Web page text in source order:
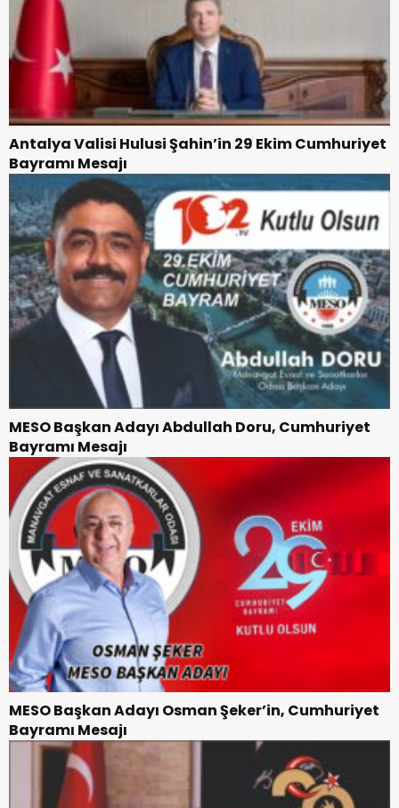
Antalya Valisi Hulusi Şahin’in 29 Ekim Cumhuriyet
Bayramı Mesajı
MESO Başkan Adayı Abdullah Doru, Cumhuriyet
Bayramı Mesajı
MESO Başkan Adayı Osman Şeker’in, Cumhuriyet
Bayramı Mesajı